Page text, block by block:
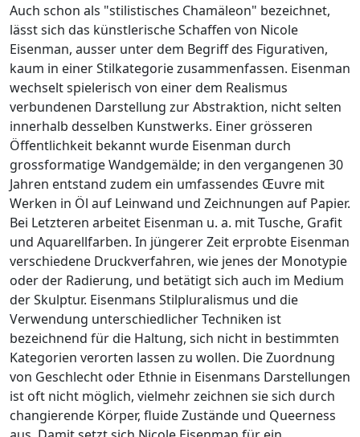
Auch schon als "stilistisches Chamäleon" bezeichnet,
lässt sich das künstlerische Schaffen von Nicole
Eisenman, ausser unter dem Begriff des Figurativen,
kaum in einer Stilkategorie zusammenfassen. Eisenman
wechselt spielerisch von einer dem Realismus
verbundenen Darstellung zur Abstraktion, nicht selten
innerhalb desselben Kunstwerks. Einer grösseren
Öffentlichkeit bekannt wurde Eisenman durch
grossformatige Wandgemälde; in den vergangenen 30
Jahren entstand zudem ein umfassendes Œuvre mit
Werken in Öl auf Leinwand und Zeichnungen auf Papier.
Bei Letzteren arbeitet Eisenman u. a. mit Tusche, Grafit
und Aquarellfarben. In jüngerer Zeit erprobte Eisenman
verschiedene Druckverfahren, wie jenes der Monotypie
oder der Radierung, und betätigt sich auch im Medium
der Skulptur. Eisenmans Stilpluralismus und die
Verwendung unterschiedlicher Techniken ist
bezeichnend für die Haltung, sich nicht in bestimmten
Kategorien verorten lassen zu wollen. Die Zuordnung
von Geschlecht oder Ethnie in Eisenmans Darstellungen
ist oft nicht möglich, vielmehr zeichnen sie sich durch
changierende Körper, fluide Zustände und Queerness